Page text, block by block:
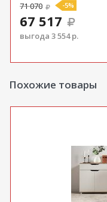
71 070 -5%
67 517
выгода 3 554 р.
Похожие товары